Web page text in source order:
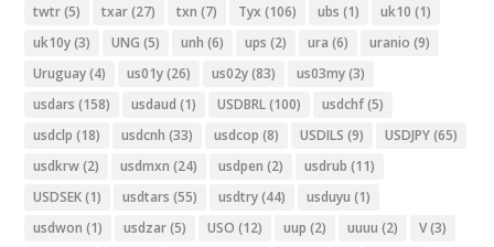
twtr(5) txar(27) txn (7) Tyx (106) ubs (1) uk10 (1)
uk10y(3) UNG (5) unh (6) ups (2) ura (6) uranio (9)
Uruguay(4) us01y(26) us02y(83) us03my(3)
usdars (158) usdaud (1) USDBRL(100) usdchf(5)
usdclp (18) usdcnh (33) usdcop (8) USDILS (9) USDJPY(65)
usdkrw(2) usdmxn (24) usdpen (2) usdrub (11)
USDSEK(1) usdtars (55) usdtry(44) usduyu (1)
usdwon (1) usdzar(5) USO (12) uup (2) uuuu (2) V(3)